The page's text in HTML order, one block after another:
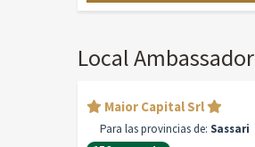
Local Ambassador
Maior Capital Srl
Para las provincias de: Sassari